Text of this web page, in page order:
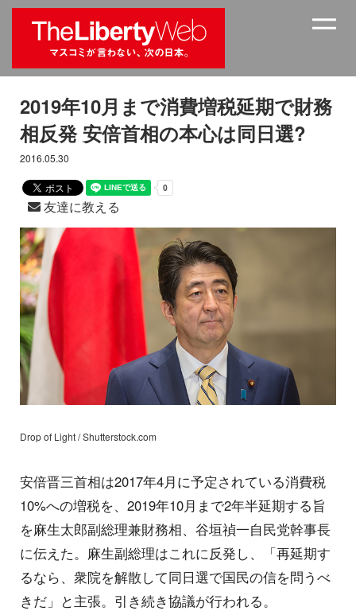
2019年10月まで消費増税延期で財務
相反発 安倍首相の本心は同日選?
2016.05.30
友達に教える
Drop of Light / Shutterstock.com
安倍晋三首相は2017年4月に予定されている消費税
10%への増税を、2019年10月まで2年半延期する旨
を麻生太郎副総理兼財務相、谷垣禎一自民党幹事長
に伝えた。麻生副総理はこれに反発し、「再延期す
るなら、衆院を解散して同日選で国民の信を問うべ
きだ」と主張。引き続き協議が行われる。